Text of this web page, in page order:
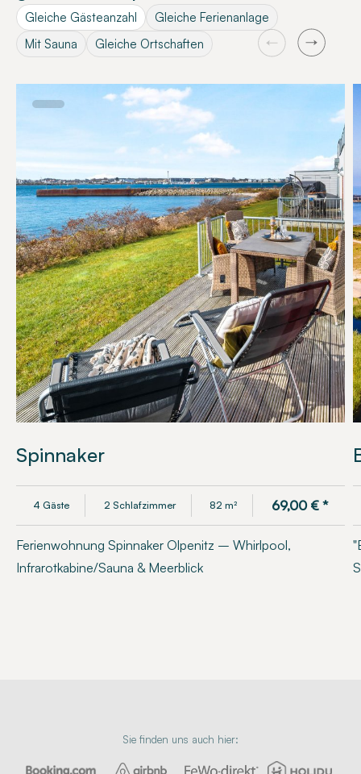
Gleiche Gästeanzahl
Gleiche Ferienanlage
Mit Sauna
Gleiche Ortschaften
Spinnaker
4 Gäste 2 Schlafzimmer 82 m² 69,00 € *
Ferienwohnung Spinnaker Olpenitz – Whirlpool,
Infrarotkabine/Sauna & Meerblick
Sie finden uns auch hier: